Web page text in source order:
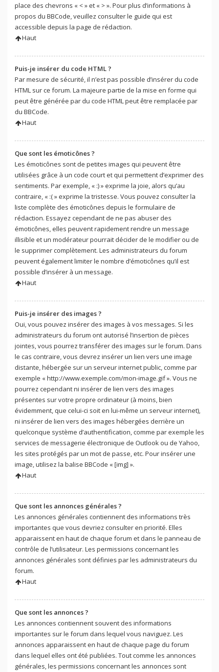
place des chevrons « < » et « > ». Pour plus d’informations à
propos du BBCode, veuillez consulter le guide qui est
accessible depuis la page de rédaction.
Haut
Puis-je insérer du code HTML ?
Par mesure de sécurité, il n’est pas possible d’insérer du code
HTML sur ce forum. La majeure partie de la mise en forme qui
peut être générée par du code HTML peut être remplacée par
du BBCode.
Haut
Que sont les émoticônes ?
Les émoticônes sont de petites images qui peuvent être
utilisées grâce à un code court et qui permettent d’exprimer des
sentiments. Par exemple, « :) » exprime la joie, alors qu’au
contraire, « :( » exprime la tristesse. Vous pouvez consulter la
liste complète des émoticônes depuis le formulaire de
rédaction. Essayez cependant de ne pas abuser des
émoticônes, elles peuvent rapidement rendre un message
illisible et un modérateur pourrait décider de le modifier ou de
le supprimer complètement. Les administrateurs du forum
peuvent également limiter le nombre d’émoticônes qu’il est
possible d’insérer à un message.
Haut
Puis-je insérer des images ?
Oui, vous pouvez insérer des images à vos messages. Si les
administrateurs du forum ont autorisé l’insertion de pièces
jointes, vous pourrez transférer des images sur le forum. Dans
le cas contraire, vous devrez insérer un lien vers une image
distante, hébergée sur un serveur internet public, comme par
exemple « http://www.exemple.com/mon-image.gif ». Vous ne
pourrez cependant ni insérer de lien vers des images
présentes sur votre propre ordinateur (à moins, bien
évidemment, que celui-ci soit en lui-même un serveur internet),
ni insérer de lien vers des images hébergées derrière un
quelconque système d’authentification, comme par exemple les
services de messagerie électronique de Outlook ou de Yahoo,
les sites protégés par un mot de passe, etc. Pour insérer une
image, utilisez la balise BBCode « [img] ».
Haut
Que sont les annonces générales ?
Les annonces générales contiennent des informations très
importantes que vous devriez consulter en priorité. Elles
apparaissent en haut de chaque forum et dans le panneau de
contrôle de l’utilisateur. Les permissions concernant les
annonces générales sont définies par les administrateurs du
forum.
Haut
Que sont les annonces ?
Les annonces contiennent souvent des informations
importantes sur le forum dans lequel vous naviguez. Les
annonces apparaissent en haut de chaque page du forum
dans lequel elles ont été publiées. Tout comme les annonces
générales, les permissions concernant les annonces sont